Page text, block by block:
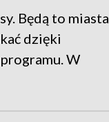
Będą to miasta
dzięki
W